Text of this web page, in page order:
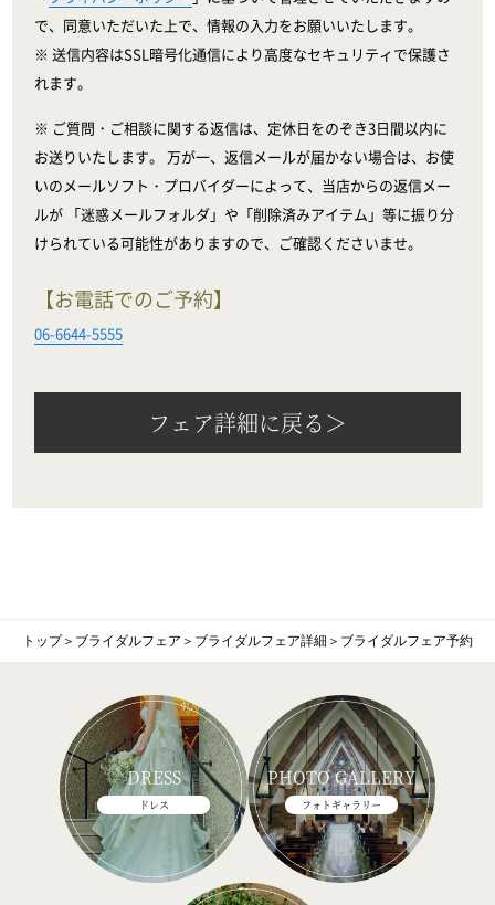
で、同意いただいた上で、情報の入力をお願いいたします。
※ 送信内容はSSL暗号化通信により高度なセキュリティで保護さ
れます。
※ ご質問・ご相談に関する返信は、定休日をのぞき3日間以内に
お送りいたします。 万が一、返信メールが届かない場合は、お使
いのメールソフト・プロバイダーによって、当店からの返信メー
ルが 「迷惑メールフォルダ」や「削除済みアイテム」等に振り分
けられている可能性がありますので、ご確認くださいませ。
【お電話でのご予約】
06-6644-5555
フェア詳細に戻る＞
トップ＞ ブライダルフェア ＞ ブライダルフェア詳細 ＞ ブライダルフェア予約
DRESS
ドレス
PHOTO GALLERY
フォトギャラリー